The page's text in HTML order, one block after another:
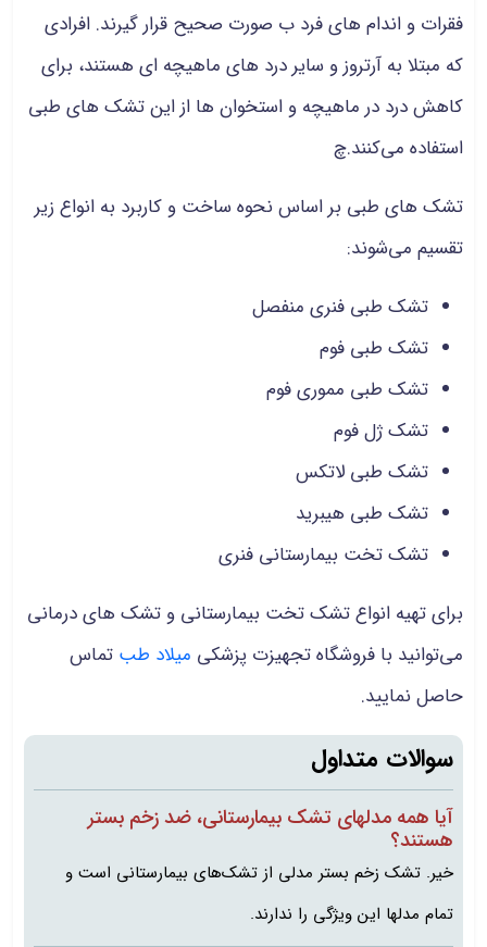
فقرات و اندام های فرد ب صورت صحیح قرار گیرند. افرادی
که مبتلا به آرتروز و سایر درد های ماهیچه ای هستند، برای
کاهش درد در ماهیچه و استخوان ها از این تشک های طبی
استفاده می‌کنند.چ
تشک های طبی بر اساس نحوه ساخت و کاربرد به انواع زیر
تقسیم می‌شوند:
تشک طبی فنری منفصل
تشک طبی فوم
تشک طبی مموری فوم
تشک ژل فوم
تشک طبی لاتکس
تشک طبی هیبرید
تشک تخت بیمارستانی فنری
برای تهیه انواع تشک تخت بیمارستانی و تشک های درمانی
می‌توانید با فروشگاه تجهیزت پزشکی میلاد طب تماس
حاصل نمایید.
سوالات متداول
آیا همه مدلهای تشک بیمارستانی، ضد زخم بستر
هستند؟
خیر. تشک زخم بستر مدلی از تشک‌های بیمارستانی است و
تمام مدلها این ویژگی را ندارند.